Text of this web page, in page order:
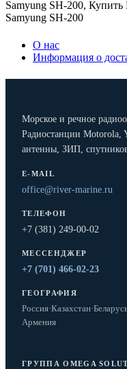
Samyung SH-200, Купить
Samyung SH-200
О нас
Информация о
Морское и речное
Радиостанции Motorola,
антенны, ЗИП,
E-MAIL
office@river-marine.ru
ТЕЛЕФОН
+7 (381) 249-00-02
МЕССЕНДЖЕР
+7 (701) 466-02-23
ГЕОГРАФИЯ
Россия·Казахстан·
Армения
ГРУППА OMEGA